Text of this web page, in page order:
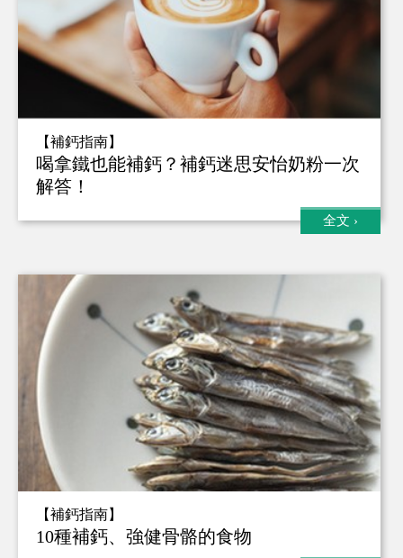
【補鈣指南】
喝拿鐵也能補鈣？補鈣迷思安怡奶粉一次
解答！
全文 ›
【補鈣指南】
10種補鈣、強健骨骼的食物